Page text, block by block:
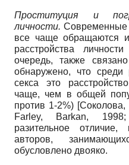
Проституция и
личности. Современные
все чаще обращаются
расстройства
очередь, также
обнаружено, что среди
секса это
чаще, чем в общей
против 1-2%)
Farley, Barkan,
разительное
авторов,
обусловлено двояко.